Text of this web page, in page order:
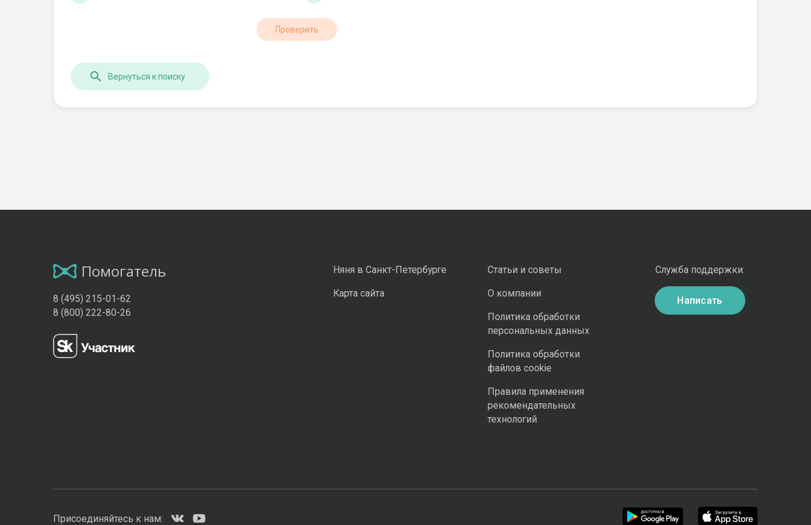
Проверить
Вернуться к поиску
Помогатель
8 (495) 215-01-62
8 (800) 222-80-26
Няня в Санкт-Петербурге
Карта сайта
Статьи и советы
О компании
Политика обработки
персональных данных
Политика обработки
файлов cookie
Правила применения
рекомендательных
технологий
Служба поддержки:
Написать
Присоединяйтесь к нам: